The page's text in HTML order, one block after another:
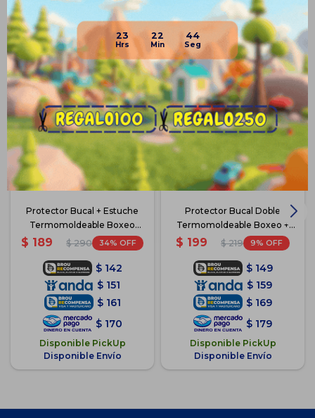
23 22 44
Productos que te pueden interesar
Protector Bucal + Estuche
Termomoldeable Boxeo
Hockey
$ 189 $ 290 34
$ 142
$ 151
$ 161
$ 170
Disponible PickUp
Disponible Envío
Protector Bucal Doble
Termomoldeable Boxeo +
Estuche!
$ 199 $ 219 9
$ 149
$ 159
$ 169
$ 179
Disponible PickUp
Disponible Envío